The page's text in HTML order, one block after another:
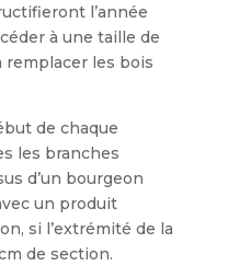
l’année
à une taille de
remplacer les bois
de cha­que
les branches
d’un bourgeon
un produit
si l’extrémité de la
de section.